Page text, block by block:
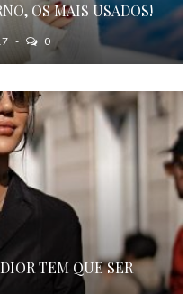
OS MAIS USADOS!
0
TEM QUE SER